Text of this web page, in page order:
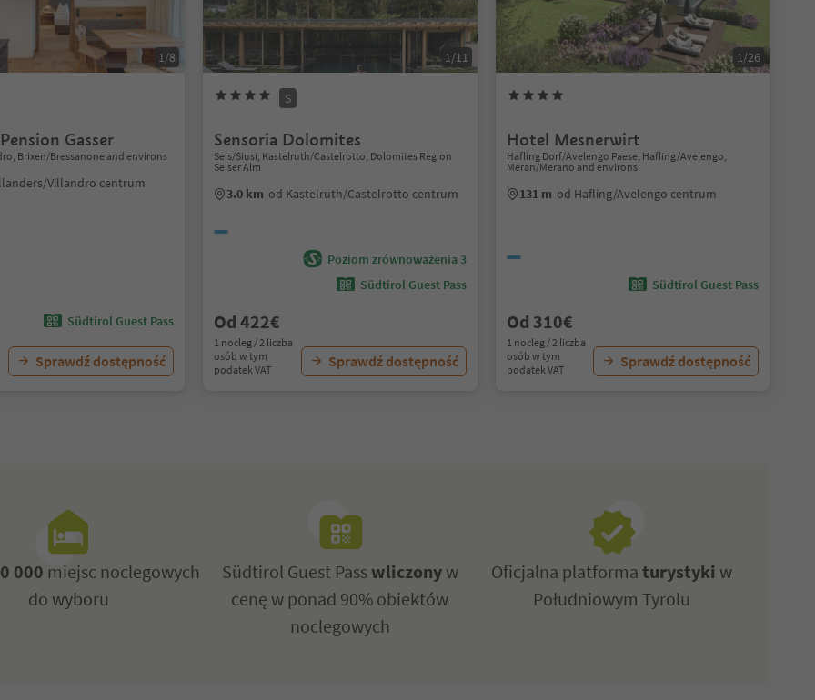
1/8
Gasser
Brixen/Bressanone and environs
Villandro centrum
Südtirol Guest Pass
Sprawdź dostępność
1/11
S
Sensoria Dolomites
Seis/Siusi, Kastelruth/Castelrotto, Dolomites Region
Seiser Alm
3.0 km od Kastelruth/Castelrotto centrum
Poziom zrównoważenia 3
Südtirol Guest Pass
Od 422€
1 nocleg / 2 liczba
osób w tym
podatek VAT
Sprawdź dostępność
1/26
Hotel Mesnerwirt
Hafling Dorf/Avelengo Paese, Hafling/Avelengo,
Meran/Merano and environs
131 m od Hafling/Avelengo centrum
Südtirol Guest Pass
Od 310€
1 nocleg / 2 liczba
osób w tym
podatek VAT
Sprawdź dostępność
000 miejsc noclegowych
do wyboru
Südtirol Guest Passwliczonyw
cenę w ponad 90% obiektów
noclegowych
Oficjalna platformaturystykiw
Południowym Tyrolu